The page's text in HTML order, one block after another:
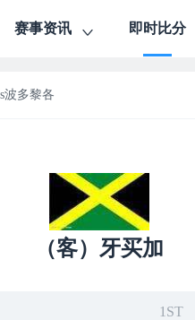
赛事资讯 即时比分
波多黎各
（客）牙买加
1ST